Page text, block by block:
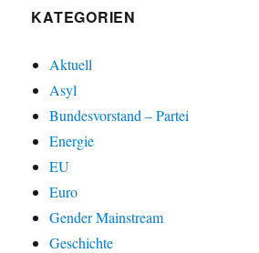
KATEGORIEN
Aktuell
Asyl
Bundesvorstand – Partei
Energie
EU
Euro
Gender Mainstream
Geschichte